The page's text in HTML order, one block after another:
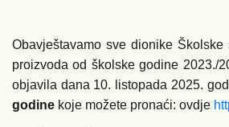
Obavještavamo sve dionike
proizvoda od školske godine 2023./
objavila dana 10. listopada 2025.
godine koje možete pronaći: ovdje